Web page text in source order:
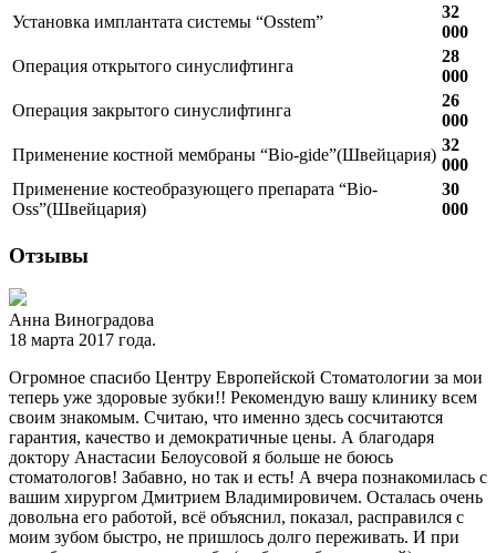
Установка имплантата системы “Osstem”
32
000
Операция открытого синуслифтинга
28
000
Операция закрытого синуслифтинга
26
000
Применение костной мембраны “Bio-gide”(Швейцария)
32
000
Применение костеобразующего препарата “Bio-
Oss”(Швейцария)
30
000
Отзывы
Анна Виноградова
18 марта 2017 года.
Огромное спасибо Центру Европейской Стоматологии за мои
теперь уже здоровые зубки!! Рекомендую вашу клинику всем
своим знакомым. Считаю, что именно здесь сосчитаются
гарантия, качество и демократичные цены. А благодаря
доктору Анастасии Белоусовой я больше не боюсь
стоматологов! Забавно, но так и есть! А вчера познакомилась с
вашим хирургом Дмитрием Владимировичем. Осталась очень
довольна его работой, всё объяснил, показал, расправился с
моим зубом быстро, не пришлось долго переживать. И при